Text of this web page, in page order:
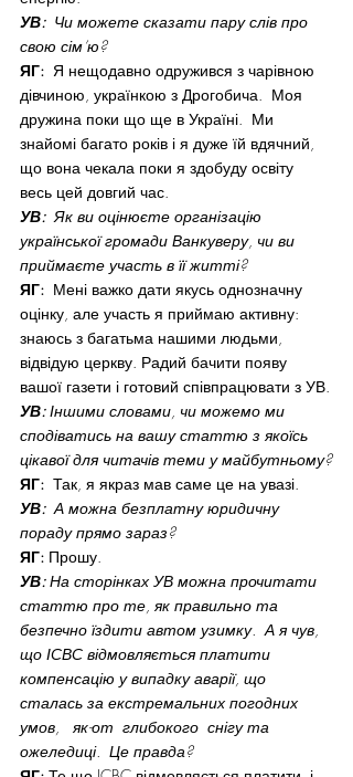
УВ: Чи можете сказати пару слів про
свою сім’ю?
ЯГ: Я нещодавно одружився з чарівною
дівчиною, українкою з Дрогобича.  Моя
дружина поки що ще в Україні.  Ми
знайомі багато років і я дуже їй вдячний,
що вона чекала поки я здобуду освіту
весь цей довгий час.
УВ: Як ви оцінюєте організацію
української громади Ванкуверу, чи ви
приймаєте участь в її житті?
ЯГ: Мені важко дати якусь однозначну
оцінку, але участь я приймаю активну:
знаюсь з багатьма нашими людьми,
відвідую церкву. Радий бачити появу
вашої газети і готовий співпрацювати з УВ.
УВ: Іншими словами, чи можемо ми
сподіватись на вашу статтю з якоїсь
цікавої для читачів теми у майбутньому?
ЯГ: Так, я якраз мав саме це на увазі.
УВ: А можна безплатну юридичну
пораду прямо зараз?
ЯГ: Прошу.
УВ: На сторінках УВ можна прочитати
статтю про те, як правильно та
безпечно їздити автом узимку.  А я чув,
що ІСВС відмовляється платити
компенсацію у випадку аварії, що
сталась за екстремальних погодних
умов,   як-от  глибокого  снігу та
ожеледиці.  Це правда?